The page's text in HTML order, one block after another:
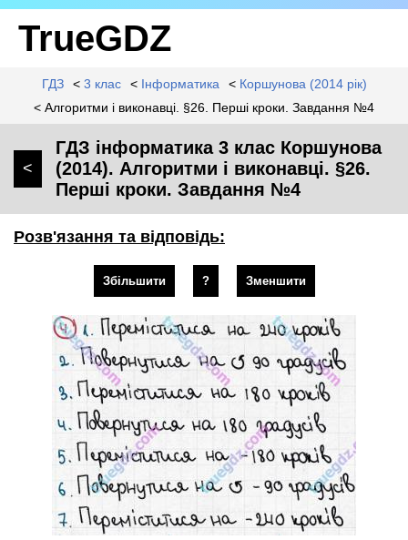
TrueGDZ
ГДЗ < 3 клас < Інформатика < Коршунова (2014 рік)
< Алгоритми і виконавці. §26. Перші кроки. Завдання №4
<
ГДЗ інформатика 3 клас Коршунова
(2014). Алгоритми і виконавці. §26.
Перші кроки. Завдання №4
Розв'язання та відповідь:
Збільшити ? Зменшити